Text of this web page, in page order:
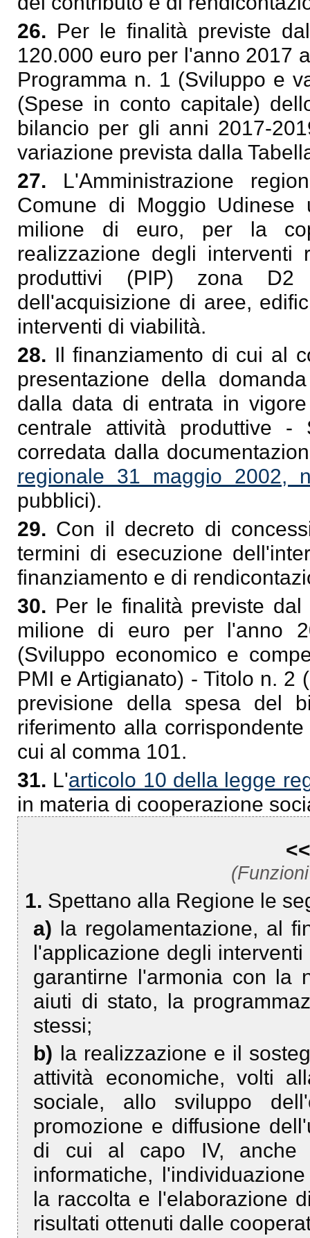
26. Per le finalità previste
120.000 euro per l'anno 2017
Programma n. 1 (Sviluppo e
(Spese in conto capitale)
bilancio per gli anni 2017-
variazione prevista dalla
27. L'Amministrazione
Comune di Moggio
milione di euro, per la
realizzazione degli
produttivi (PIP) zona D2
dell'acquisizione di aree,
interventi di viabilità.
28. Il finanziamento di cui al
presentazione della
dalla data di entrata in
centrale attività produttive -
corredata dalla
regionale 31 maggio 2002,
pubblici).
29. Con il decreto di
termini di esecuzione
finanziamento e di
30. Per le finalità previste
milione di euro per l'anno
(Sviluppo economico e
PMI e Artigianato) - Titolo n. 2
previsione della spesa del
riferimento alla
cui al comma 101.
31. L'articolo 10 della legge
in materia di cooperazione
1. Spettano alla Regione le
a) la regolamentazione, al
l'applicazione degli
garantirne l'armonia con la
aiuti di stato, la
stessi;
b) la realizzazione e il
attività economiche, volti
sociale, allo sviluppo
promozione e diffusione
di cui al capo IV, anche
informatiche,
la raccolta e l'elaborazione
risultati ottenuti dalle